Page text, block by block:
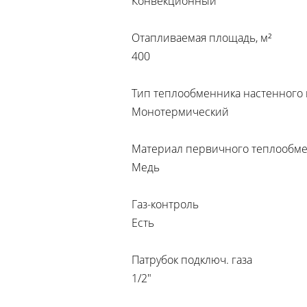
Отапливаемая площадь, м²
400
Тип теплообменника настенного
Монотермический
Материал первичного
Медь
Газ-контроль
Есть
Патрубок подключ. газа
1/2"